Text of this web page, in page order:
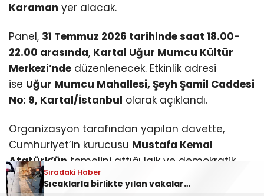
Sıradaki Haber
Kartal’da “Cumhuriyet ve Demokrasi Tarihimiz Tam Bağımsız Türkiye” Paneli Düzenlenecek
Karaman yer alacak.
Panel, 31 Temmuz 2026 tarihinde saat 18.00-
22.00 arasında, Kartal Uğur Mumcu Kültür
Merkezi’nde düzenlenecek. Etkinlik adresi
ise Uğur Mumcu Mahallesi, Şeyh Şamil Caddesi
No: 9, Kartal/İstanbul olarak açıklandı.
Organizasyon tarafından yapılan davette,
Cumhuriyet’in kurucusu Mustafa Kemal
Atatürk’ün temelini attığı laik ve demokratik
Türkiye’nin geçmişten bugüne yaşadığı siyasal
dönüşümlerin ele alınacağı panele tüm
Sıradaki Haber
Sıcaklarla birlikte yılan vakaları arttı! Antalya’da günde 10 ihbar